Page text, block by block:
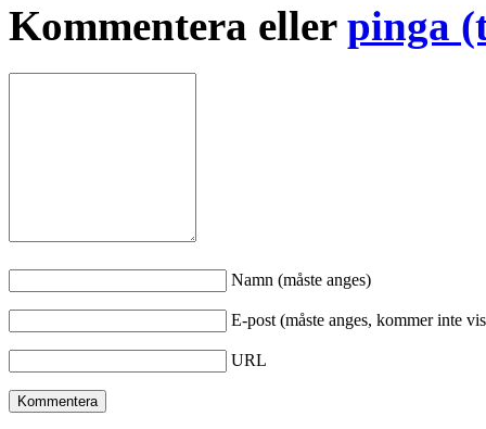
Kommentera eller pinga
Namn (måste anges)
E-post (måste anges, kommer inte
URL